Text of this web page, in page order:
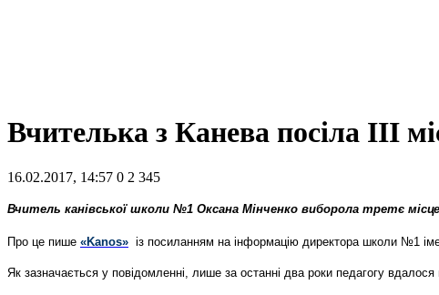
Вчителька з Канева посіла ІІІ
16.02.2017, 14:57 0 2 345
Вчитель канівської школи №1 Оксана Мінченко виборола третє
Про це пише «Kanos» із посиланням на інформацію директора школи №1
Як зазначається у повідомленні, лише за останні два роки педагогу вдалося